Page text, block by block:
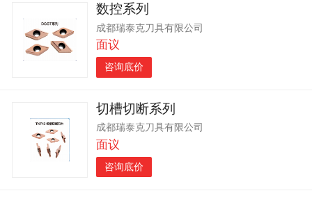
数控系列
成都瑞泰克刀具有限公司
面议
咨询底价
切槽切断系列
成都瑞泰克刀具有限公司
面议
咨询底价